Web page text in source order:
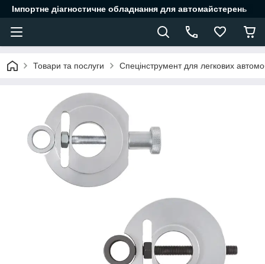
Імпортне діагностичне обладнання для автомайстерень
Товари та послуги Спецінструмент для легкових